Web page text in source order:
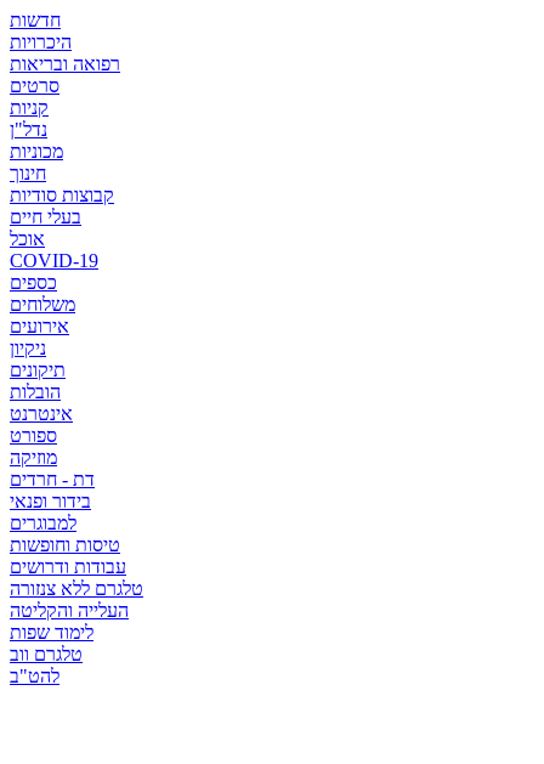
חדשות
היכרויות
רפואה ובריאות
סרטים
קניות
נדל"ן
מכוניות
חינוך
קבוצות סודיות
בעלי חיים
אוכל
COVID-19
כספים
משלוחים
אירועים
ניקיון
תיקונים
הובלות
אינטרנט
ספורט
מוזיקה
דת - חרדים
בידור ופנאי
למבוגרים
טיסות וחופשות
עבודות ודרושים
טלגרם ללא צנזורה
העלייה והקליטה
לימוד שפות
טלגרם ווב
להט"ב